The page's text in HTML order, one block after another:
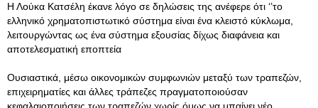
Η Λούκα Κατσέλη έκανε λόγο σε δηλώσεις της ανέφερε ότι ‘’το
ελληνικό χρηματοπιστωτικό σύστημα είναι ένα κλειστό κύκλωμα,
λειτουργώντας ως ένα σύστημα εξουσίας δίχως διαφάνεια και
αποτελεσματική εποπτεία
Ουσιαστικά, μέσω οικονομικών συμφωνιών μεταξύ των τραπεζών,
επιχειρηματίες και άλλες τράπεζες πραγματοποιούσαν